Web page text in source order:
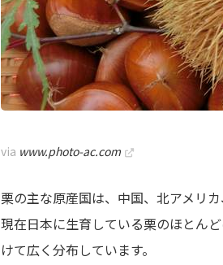
via www.photo-ac.com
栗の主な原産国は、中国、北アメリカ
現在日本に生育している栗のほとん
けて広く分布しています。